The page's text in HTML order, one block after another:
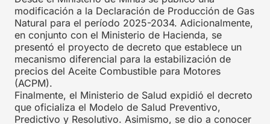
modificación a la Declaración de Producción de Gas
Natural para el período 2025-2034. Adicionalmente,
en conjunto con el Ministerio de Hacienda, se
presentó el proyecto de decreto que establece un
mecanismo diferencial para la estabilización de
precios del Aceite Combustible para Motores
(ACPM).
Finalmente, el Ministerio de Salud expidió el decreto
que oficializa el Modelo de Salud Preventivo,
Predictivo y Resolutivo. Asimismo, se dio a conocer